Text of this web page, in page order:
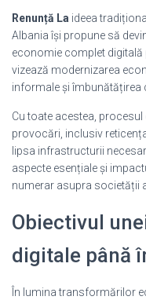
Renunță La ideea
Albania își propune să
economie complet
vizează modernizarea
informale și îmbunătățirea
Cu toate acestea,
provocări, inclusiv
lipsa infrastructurii
aspecte esențiale și
numerar asupra societății
Obiectivul
digitale până
În lumina transformărilor